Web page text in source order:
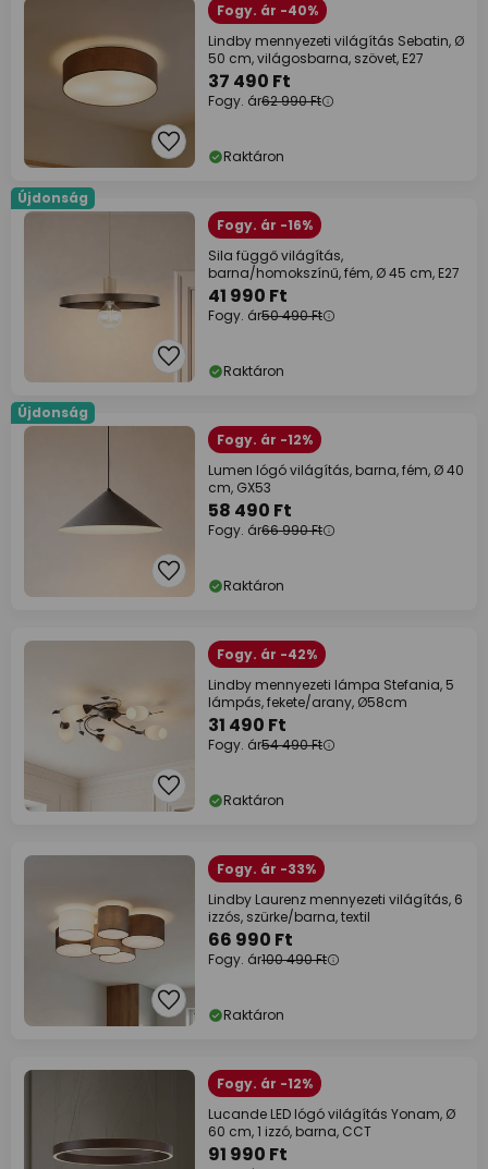
Fogy. ár -40%
Lindby mennyezeti világítás Sebatin, Ø
50 cm, világosbarna, szövet, E27
37 490 Ft
Fogy. ár62 990 Ft
Raktáron
Újdonság
Fogy. ár -16%
Sila függő világítás,
barna/homokszínű, fém, Ø 45 cm, E27
41 990 Ft
Fogy. ár50 490 Ft
Raktáron
Újdonság
Fogy. ár -12%
Lumen lógó világítás, barna, fém, Ø 40
cm, GX53
58 490 Ft
Fogy. ár66 990 Ft
Raktáron
Fogy. ár -42%
Lindby mennyezeti lámpa Stefania, 5
lámpás, fekete/arany, Ø58cm
31 490 Ft
Fogy. ár54 490 Ft
Raktáron
Fogy. ár -33%
Lindby Laurenz mennyezeti világítás, 6
izzós, szürke/barna, textil
66 990 Ft
Fogy. ár100 490 Ft
Raktáron
Fogy. ár -12%
Lucande LED lógó világítás Yonam, Ø
60 cm, 1 izzó, barna, CCT
91 990 Ft